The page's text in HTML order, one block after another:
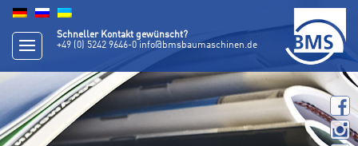
Schneller Kontakt gewünscht?
+49 (0) 5242 9646-0 info@bmsbaumaschinen.de